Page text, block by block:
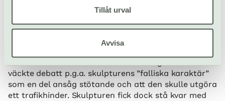
Tillåt urval
Avvisa
väckte debatt p.g.a. skulpturens ”falliska karaktär”
som en del ansåg stötande och att den skulle utgöra
ett trafikhinder. Skulpturen fick dock stå kvar med